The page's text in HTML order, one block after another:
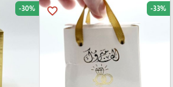
favorite_border -33%
-30%